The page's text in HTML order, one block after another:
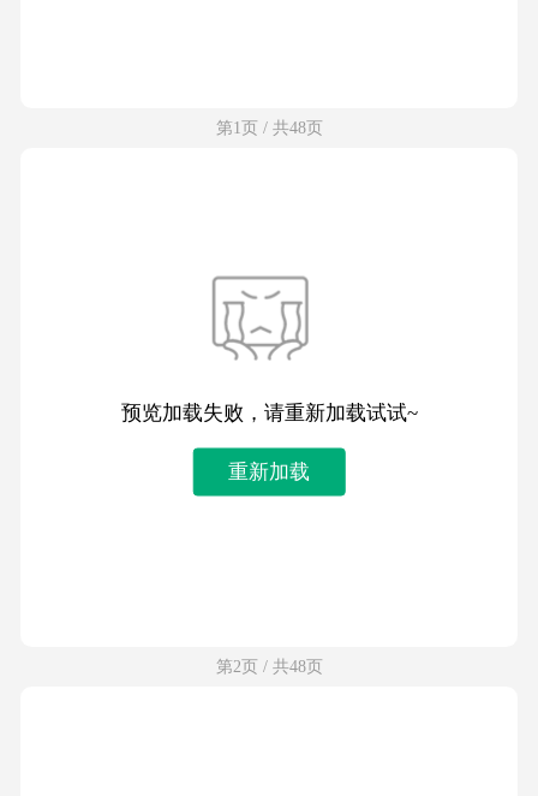
第1页 / 共48页
预览加载失败，请重新加载试试~
重新加载
第2页 / 共48页